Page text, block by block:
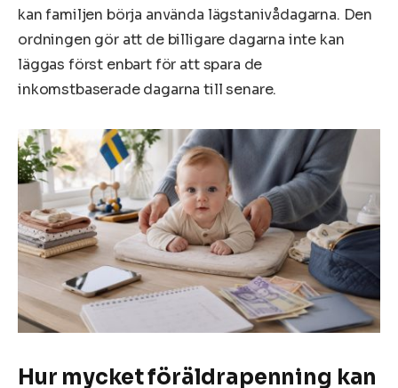
kan familjen börja använda lägstanivådagarna. Den
ordningen gör att de billigare dagarna inte kan
läggas först enbart för att spara de
inkomstbaserade dagarna till senare.
Hur mycket föräldrapenning kan